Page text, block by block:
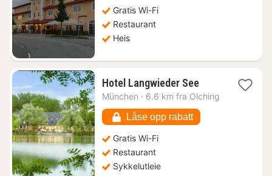
689
kr.
Gratis Wi-Fi
Restaurant
Heis
Hotel Langwieder See1
natt
1545
kr.
München · 6.6 km fra Olching
Låse opp rabatt
Gratis Wi-Fi
Restaurant
Sykkelutleie